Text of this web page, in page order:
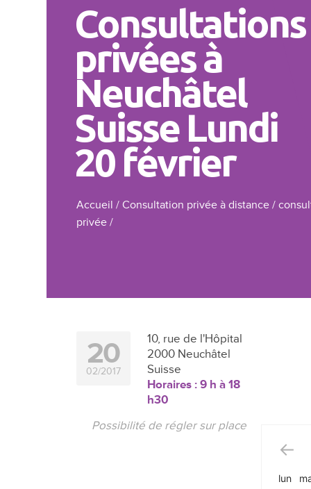
Consultations
privées à
Neuchâtel
Suisse Lundi
20 février
Accueil / Consultation privée à distance/
privée/
20
02/2017
10, rue de l'Hôpital
2000 Neuchâtel
Suisse
Horaires : 9 h à 18
h30
lun
Possibilité de régler sur place